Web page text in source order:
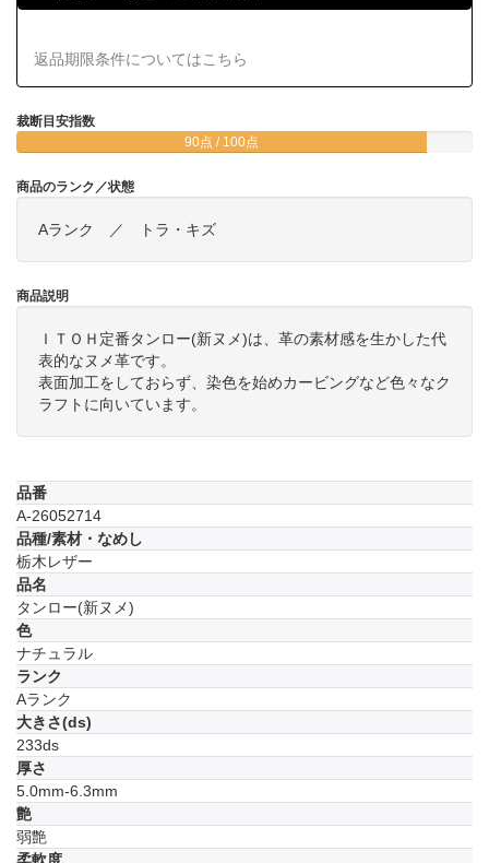
裁断目安指数
90点 / 100点
商品のランク／状態
Aランク ／ トラ・キズ
商品説明
ＩＴＯＨ定番タンロー(新ヌメ)は、革の素材感を生かした代
表的なヌメ革です。
表面加工をしておらず、染色を始めカービングなど色々なク
ラフトに向いています。
品番
A-26052714
品種/素材・なめし
栃木レザー
品名
タンロー(新ヌメ)
色
ナチュラル
ランク
Aランク
大きさ(ds)
233ds
厚さ
5.0mm-6.3mm
艶
弱艶
返品期限条件についてはこちら